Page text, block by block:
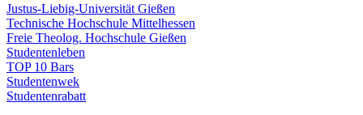
Justus-Liebig-Universität Gießen
Technische Hochschule Mittelhessen
Freie Theolog. Hochschule Gießen
Studentenleben
TOP 10 Bars
Studentenwek
Studentenrabatt